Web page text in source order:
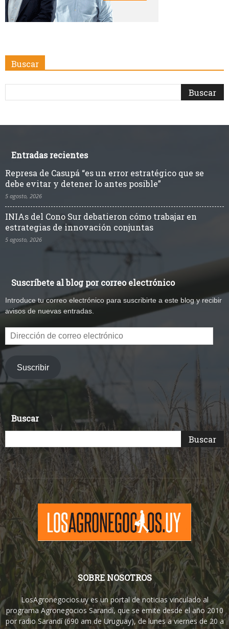
Buscar
Entradas recientes
Represa de Casupá “es un error estratégico que se
debe evitar y detener lo antes posible”
5 agosto, 2026
INIAs del Cono Sur debatieron cómo trabajar en
estrategias de innovación conjuntas
5 agosto, 2026
Suscríbete al blog por correo electrónico
Introduce tu correo electrónico para suscribirte a este blog y recibir
avisos de nuevas entradas.
Dirección
de
electrónico
Suscribir
Buscar
SOBRE NOSOTROS
LosAgronegocios.uy es un portal de noticias vinculado al
programa Agronegocios Sarandí, que se emite desde el año 2010
por radio Sarandí (690 am de Uruguay), de lunes a viernes de 20 a